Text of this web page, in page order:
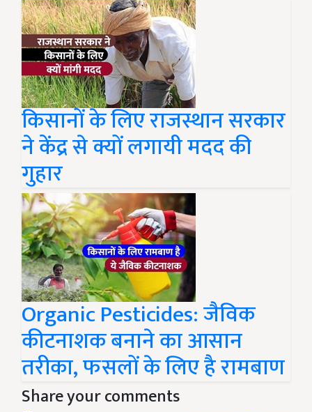
किसानों के लिए राजस्थान सरकार
ने केंद्र से क्यों लगायी मदद की
गुहार
Organic Pesticides: जैविक
कीटनाशक बनाने का आसान
तरीका, फसलों के लिए है रामबाण
Share your comments